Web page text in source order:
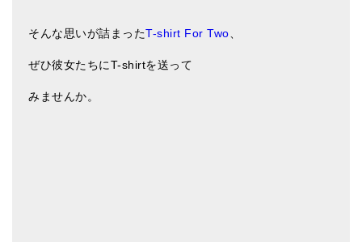
そんな思いが詰まったT-shirt For Two、
ぜひ彼女たちにT-shirtを送って
みませんか。